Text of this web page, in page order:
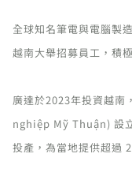
全球知名筆電與電腦製
越南大舉招募員工，積
廣達於2023年投資越南
nghiệp Mỹ Thuận) 設
投產，為當地提供超過